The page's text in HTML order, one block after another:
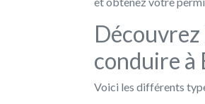
conduire à
Voici les différents